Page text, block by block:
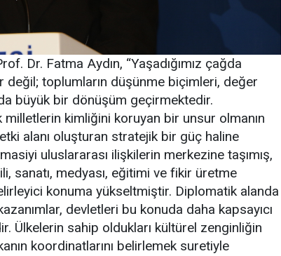
Dr. Fatma Aydın, “Yaşadığımız çağda
değil; toplumların düşünme biçimleri, değer
büyük bir dönüşüm geçirmektedir.
kimliğini koruyan bir unsur olmanın
alanı oluşturan stratejik bir güç haline
uluslararası ilişkilerin merkezine taşımış,
sanatı, medyası, eğitimi ve fikir üretme
konuma yükseltmiştir. Diplomatik alanda
devletleri bu konuda daha kapsayıcı
Ülkelerin sahip oldukları kültürel zenginliğin
koordinatlarını belirlemek suretiyle